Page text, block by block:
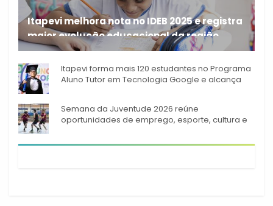
Itapevi melhora nota no IDEB 2025 e registra
maior evolução educacional da região
A rede municipal de ensino
Itapevi forma mais 120 estudantes no Programa
Aluno Tutor em Tecnologia Google e alcança
Semana da Juventude 2026 reúne
oportunidades de emprego, esporte, cultura e